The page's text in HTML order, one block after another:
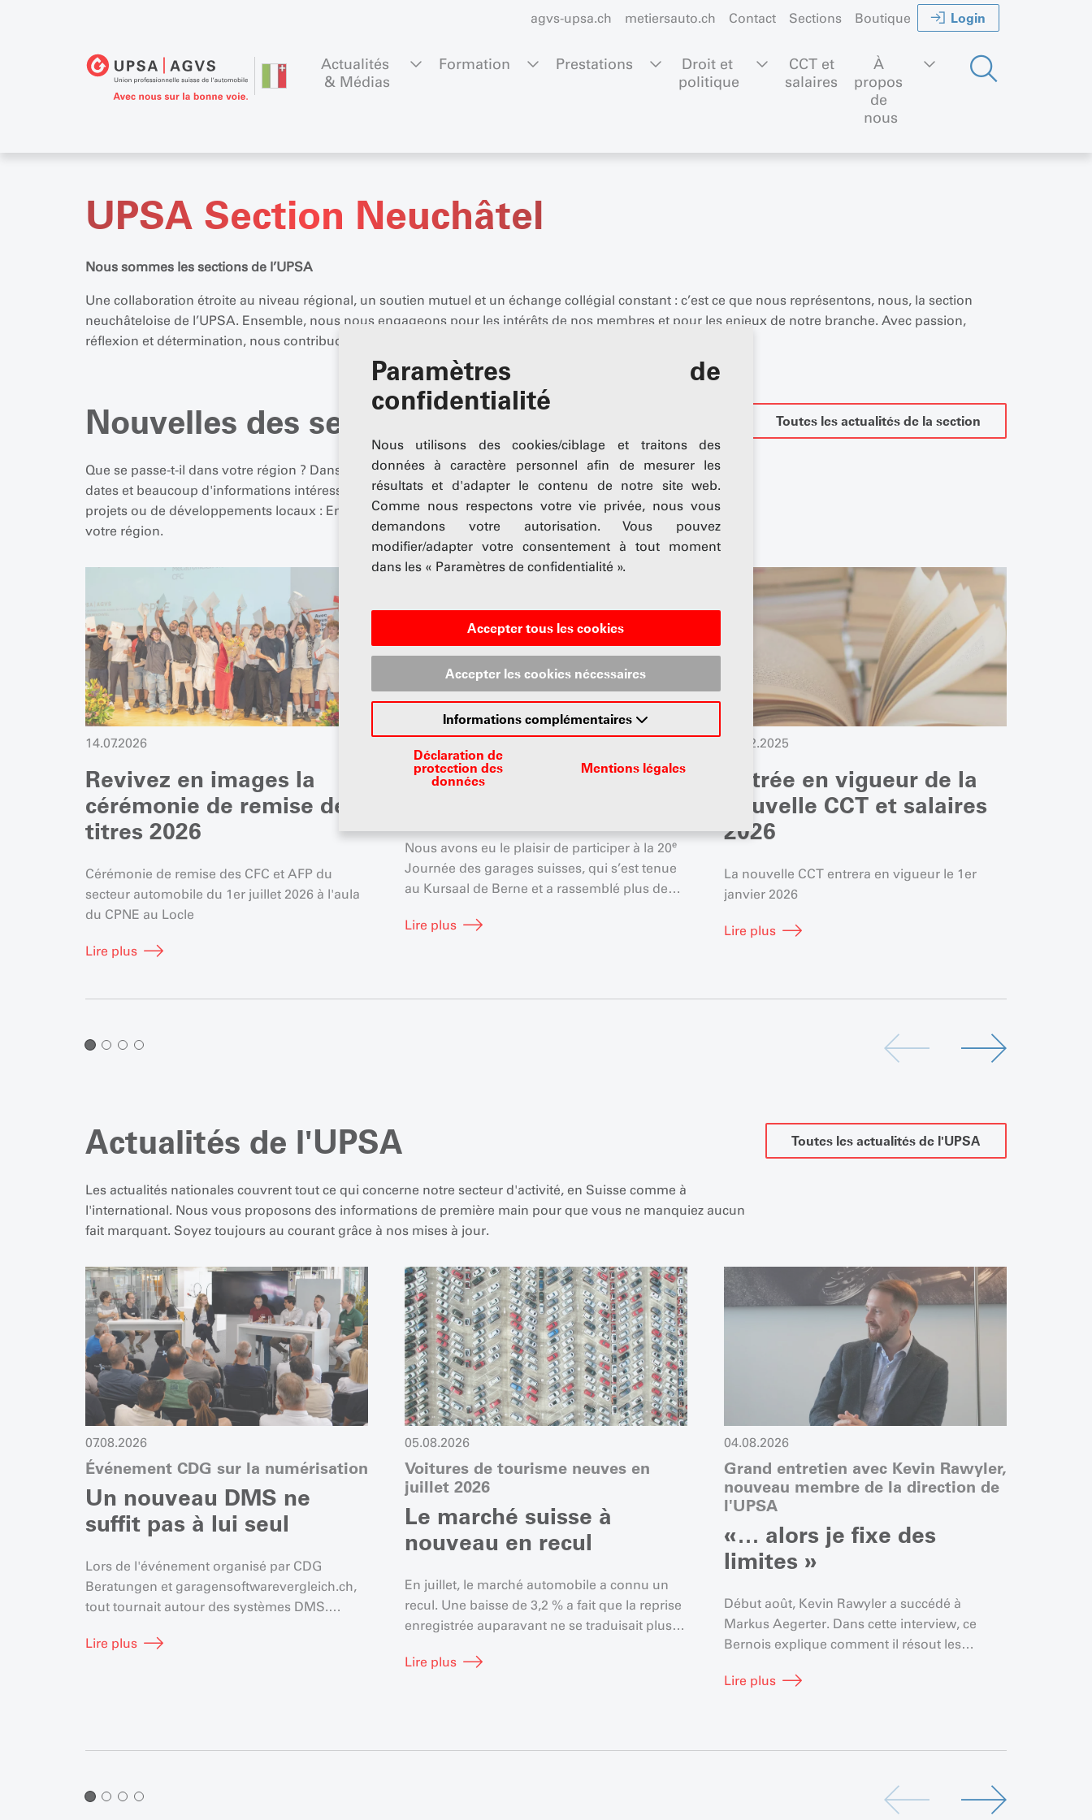
Paramètres de
confidentialité
Nous utilisons des cookies/ciblage et traitons des
données à caractère personnel afin de mesurer les
résultats et d'adapter le contenu de notre site web.
Comme nous respectons votre vie privée, nous vous
demandons votre autorisation. Vous pouvez
modifier/adapter votre consentement à tout moment
dans les « Paramètres de confidentialité ».
Accepter tous les cookies
Accepter les cookies nécessaires
Informations complémentaires
Déclaration de
protection des
données
Mentions légales
agvs-upsa.ch metiersauto.ch Contact Sections Boutique Login
Actualités
& Médias
Formation Prestations
Droit et
politique
CCT et
salaires
À
propos
de
nous
UPSA Section Neuchâtel
Nous sommes les sections de l’UPSA
Une collaboration étroite au niveau régional, un soutien mutuel et un échange collégial constant : c’est ce que nous représentons, nous, la section
neuchâteloise de l’UPSA. Ensemble, nous nous engageons pour les intérêts de nos membres et pour les enjeux de notre branche. Avec passion,
réflexion et détermination, nous contribuons activement à façonner l’avenir et à développer notre réseau.
Nouvelles des sections
Que se passe-t-il dans votre région ? Dans les Nouvelles des sections, vous trouverez des articles actuels, des
dates et beaucoup d'informations intéressantes sur votre section UPSA. Qu'il s'agisse de manifestations, de
projets ou de développements locaux : En quelques clics, vous êtes informé de tout ce qui se passe dans
votre région.
Toutes les actualités de la section
14.07.2026
Revivez en images la
cérémonie de remise des
titres 2026
Cérémonie de remise des CFC et AFP du
secteur automobile du 1er juillet 2026 à l'aula
du CPNE au Locle
Lire plus
Retour sur la Journée des
Nous avons eu le plaisir de participer à la 20ᵉ
Journée des garages suisses, qui s’est tenue
au Kursaal de Berne et a rassemblé plus de
anniversaire a confirmé la résilience et la
Lire plus
19.12.2025
Entrée en vigueur de la
nouvelle CCT et salaires
2026
La nouvelle CCT entrera en vigueur le 1er
janvier 2026
Lire plus
Actualités de l'UPSA
Les actualités nationales couvrent tout ce qui concerne notre secteur d'activité, en Suisse comme à
l'international. Nous vous proposons des informations de première main pour que vous ne manquiez aucun
fait marquant. Soyez toujours au courant grâce à nos mises à jour.
Toutes les actualités de l'UPSA
07.08.2026
Événement CDG sur la numérisation
Un nouveau DMS ne
suffit pas à lui seul
Lors de l'événement organisé par CDG
Beratungen et garagensoftwarevergleich.ch,
tout tournait autour des systèmes DMS.
gain d'efficacité, mais un nouveau système de
Lire plus
05.08.2026
Voitures de tourisme neuves en
juillet 2026
Le marché suisse à
nouveau en recul
En juillet, le marché automobile a connu un
recul. Une baisse de 3,2 % a fait que la reprise
enregistrée auparavant ne se traduisait plus
Lire plus
04.08.2026
Grand entretien avec Kevin Rawyler,
nouveau membre de la direction de
l'UPSA
«… alors je fixe des
limites »
Début août, Kevin Rawyler a succédé à
Markus Aegerter. Dans cette interview, ce
Bernois explique comment il résout les
repenser certains processus.
Lire plus